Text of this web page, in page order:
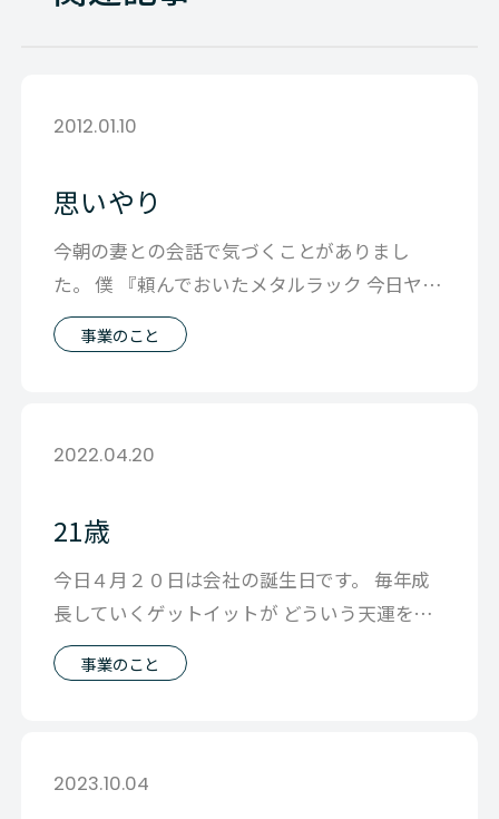
2012.01.10
思いやり
今朝の妻との会話で気づくことがありまし
た。 僕 『頼んでおいたメタルラック 今日ヤマ
トさんでつくみたいだから』 妻 『今
事業のこと
2022.04.20
21歳
今日４月２０日は会社の誕生日です。 毎年成
長していくゲットイットが どういう天運を抱
えて産まれてきたのか、 今日はそんな
事業のこと
2023.10.04